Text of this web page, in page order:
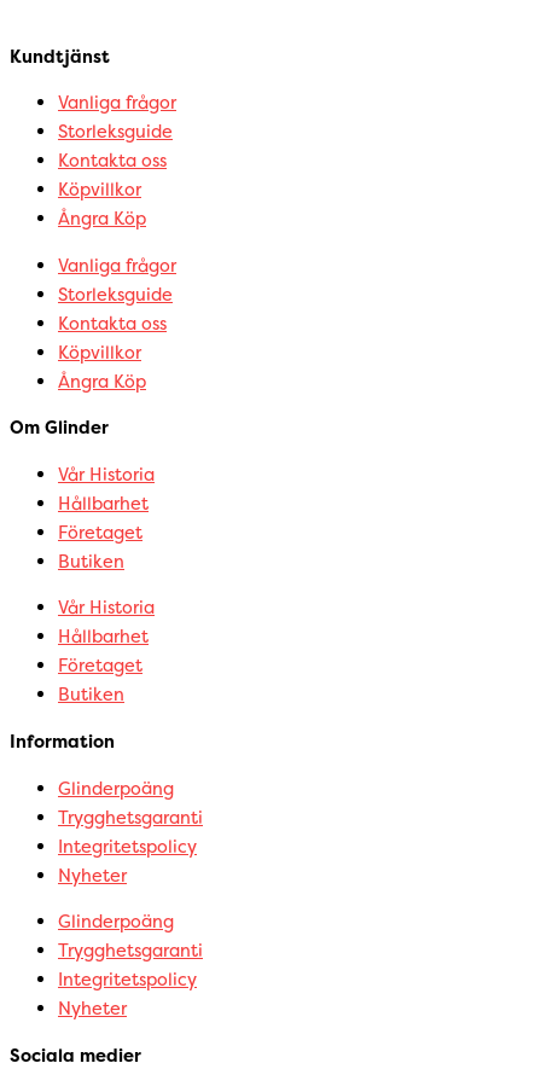
Kundtjänst
Vanliga frågor
Storleksguide
Kontakta oss
Köpvillkor
Ångra Köp
Vanliga frågor
Storleksguide
Kontakta oss
Köpvillkor
Ångra Köp
Om Glinder
Vår Historia
Hållbarhet
Företaget
Butiken
Vår Historia
Hållbarhet
Företaget
Butiken
Information
Glinderpoäng
Trygghetsgaranti
Integritetspolicy
Nyheter
Glinderpoäng
Trygghetsgaranti
Integritetspolicy
Nyheter
Sociala medier